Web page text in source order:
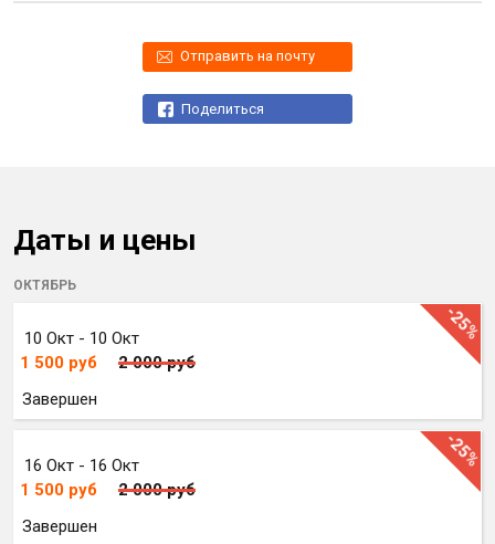
Отправить на почту
Поделиться
Даты и цены
ОКТЯБРЬ
-25%
10 Окт - 10 Окт
1 500 руб
2 000 руб
Завершен
-25%
16 Окт - 16 Окт
1 500 руб
2 000 руб
Завершен